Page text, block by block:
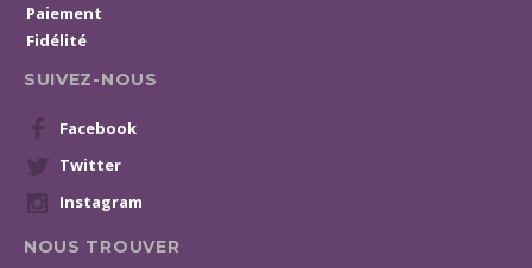
Paiement
Fidélité
SUIVEZ-NOUS
Facebook
Twitter
Instagram
NOUS TROUVER